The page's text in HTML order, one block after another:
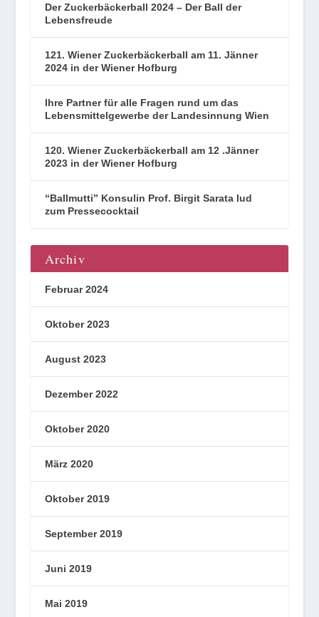
Der Zuckerbäckerball 2024 – Der Ball der
Lebensfreude
121. Wiener Zuckerbäckerball am 11. Jänner
2024 in der Wiener Hofburg
Ihre Partner für alle Fragen rund um das
Lebensmittelgewerbe der Landesinnung Wien
120. Wiener Zuckerbäckerball am 12 .Jänner
2023 in der Wiener Hofburg
“Ballmutti” Konsulin Prof. Birgit Sarata lud
zum Pressecocktail
Archiv
Februar 2024
Oktober 2023
August 2023
Dezember 2022
Oktober 2020
März 2020
Oktober 2019
September 2019
Juni 2019
Mai 2019